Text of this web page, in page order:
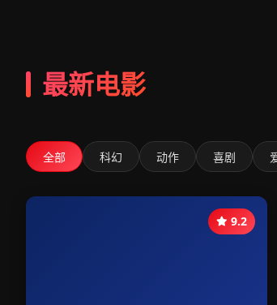
最新电影
全部 科幻 动作 喜剧
9.2